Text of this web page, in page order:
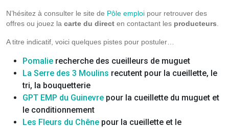
N’hésitez à consulter le site de Pôle emploi pour retrouver des
offres ou jouez la carte du direct en contactant les producteurs.
A titre indicatif, voici quelques pistes pour postuler…
Pomalie recherche des cueilleurs de muguet
La Serre des 3 Moulins recutent pour la cueillette, le
tri, la bouquetterie
GPT EMP du Guinevre pour la cueillette du muguet et
le conditionnement
Les Fleurs du Chêne pour la cueillette et le